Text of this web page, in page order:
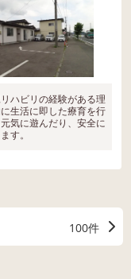
ハビリの経験がある理
生活に即した療育を行
気に遊んだり、安全に
す。
100件